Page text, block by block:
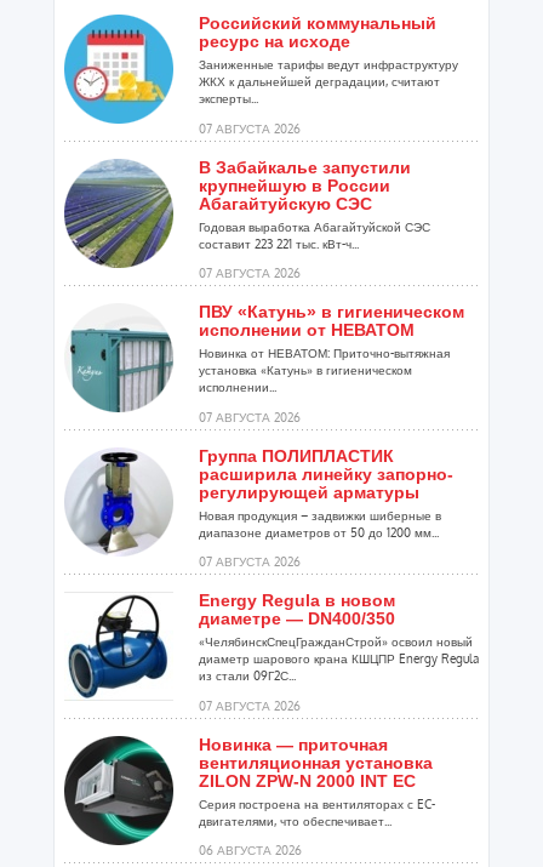
Российский коммунальный
ресурс на исходе
Заниженные тарифы ведут инфраструктуру
ЖКХ к дальнейшей деградации, считают
эксперты...
07 АВГУСТА 2026
В Забайкалье запустили
крупнейшую в России
Абагайтуйскую СЭС
Годовая выработка Абагайтуйской СЭС
составит 223 221 тыс. кВт-ч...
07 АВГУСТА 2026
ПВУ «Катунь» в гигиеническом
исполнении от НЕВАТОМ
Новинка от НЕВАТОМ: Приточно-вытяжная
установка «Катунь» в гигиеническом
исполнении...
07 АВГУСТА 2026
Группа ПОЛИПЛАСТИК
расширила линейку запорно-
регулирующей арматуры
Новая продукция – задвижки шиберные в
диапазоне диаметров от 50 до 1200 мм...
07 АВГУСТА 2026
Energy Regula в новом
диаметре — DN400/350
«ЧелябинскСпецГражданСтрой» освоил новый
диаметр шарового крана КШЦПР Energy Regula
из стали 09Г2С...
07 АВГУСТА 2026
Новинка — приточная
вентиляционная установка
ZILON ZPW-N 2000 INT EC
Серия построена на вентиляторах с EC-
двигателями, что обеспечивает...
06 АВГУСТА 2026